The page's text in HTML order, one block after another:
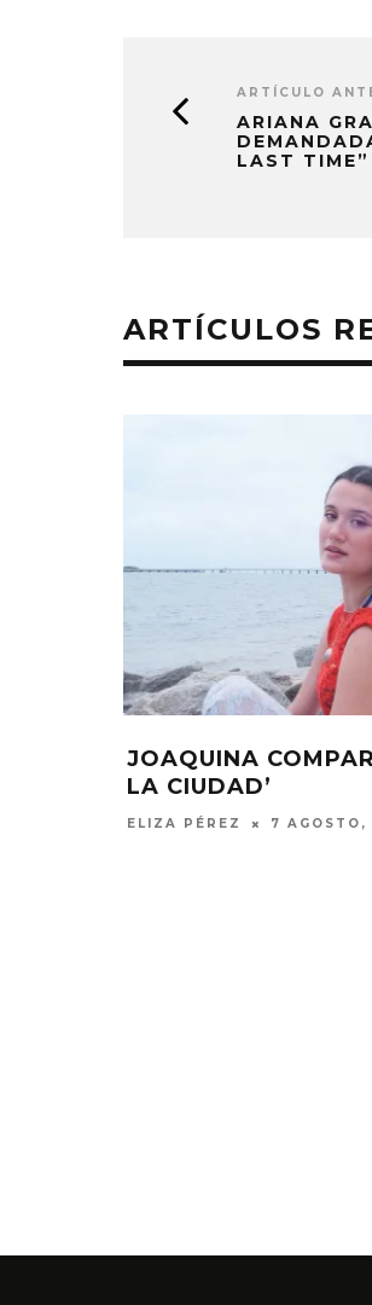
ARTÍCULO
ARIANA
LAST TIME”
ARTÍCULOS
JOAQUINA
LA CIUDAD’
ELIZA PÉREZ 7